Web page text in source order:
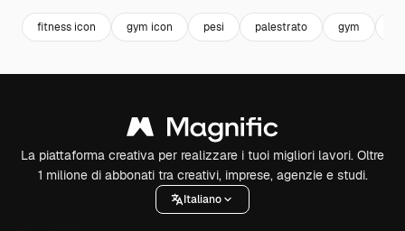
fitness icon gym icon pesi palestrato gym
La piattaforma creativa per realizzare i tuoi migliori lavori. Oltre
1 milione di abbonati tra creativi, imprese, agenzie e studi.
Italiano